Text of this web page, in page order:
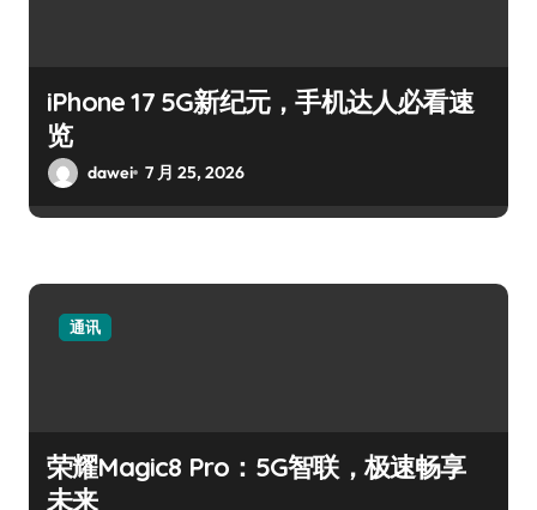
iPhone 17 5G新纪元，手机达人必看速
览
dawei 7 月 25, 2026
通讯
荣耀Magic8 Pro：5G智联，极速畅享
未来